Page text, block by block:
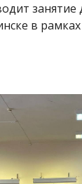
занятие
в